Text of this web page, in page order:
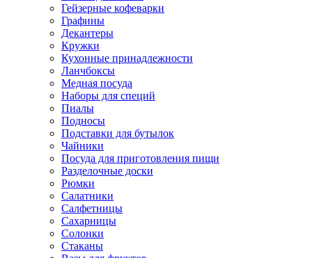
Гейзерные кофеварки
Графины
Декантеры
Кружки
Кухонные принадлежности
Ланчбоксы
Медная посуда
Наборы для специй
Пиалы
Подносы
Подставки для бутылок
Чайники
Посуда для приготовления пищи
Разделочные доски
Рюмки
Салатники
Салфетницы
Сахарницы
Солонки
Стаканы